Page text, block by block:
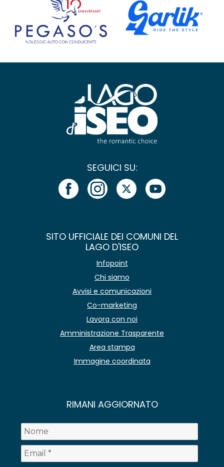
SEGUICI SU:
SITO UFFICIALE DEI COMUNI DEL
LAGO D'ISEO
Infopoint
Chi siamo
Avvisi e comunicazioni
Co-marketing
Lavora con noi
Amministrazione Trasparente
Area stampa
Immagine coordinata
RIMANI AGGIORNATO